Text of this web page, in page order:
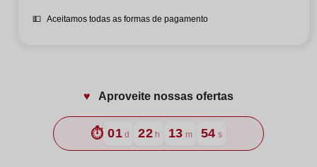
💵 Aceitamos todas as formas de pagamento
♥️ Aproveite nossas ofertas
⏱️ 01 d 22 h 13 m 53 s